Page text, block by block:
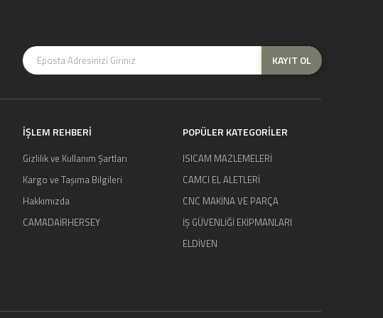
KAYIT OL
İŞLEM REHBERİ
Gizlilik ve Kullanım Şartları
Kargo ve Taşıma Bilgileri
Hakkımızda
CAMADAİRHERSEY
POPÜLER KATEGORİLER
ISICAM MAZLEMELERİ
CAMCI EL ALETLERİ
CNC MAKİNA VE PARÇA
İŞ GÜVENLİĞİ EKİPMANLARI
ELDİVEN